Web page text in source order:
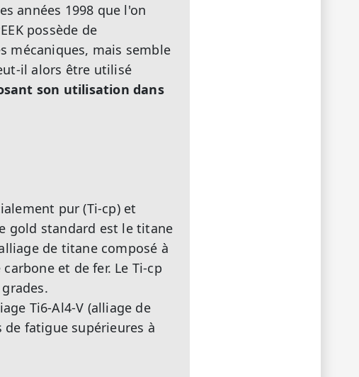
années 1998 que l'on
possède de
mécaniques, mais semble
il alors être utilisé
son utilisation dans
pur (Ti-cp) et
gold standard est le titane
de titane composé à
et de fer. Le Ti-cp
Ti6-Al4-V (alliage de
fatigue supérieures à